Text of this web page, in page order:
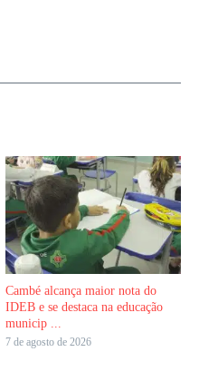
Cambé alcança maior nota do
IDEB e se destaca na educação
municip ...
7 de agosto de 2026